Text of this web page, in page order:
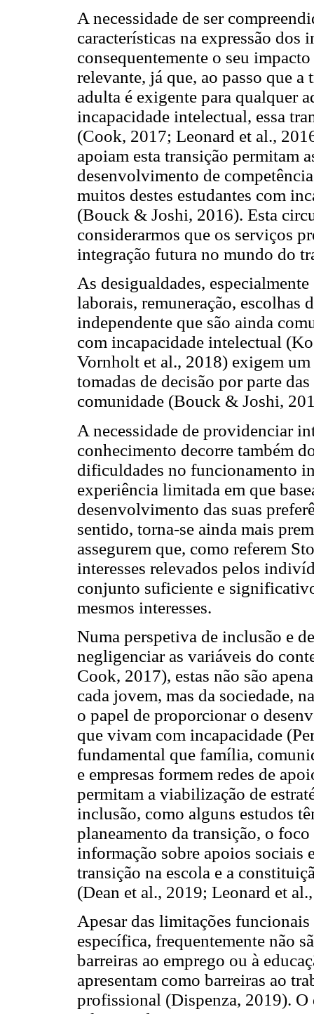
A necessidade de ser
características na expressão dos
consequentemente o seu
relevante, já que, ao passo que
adulta é exigente para qualquer
incapacidade intelectual, essa
(Cook, 2017; Leonard et al.,
apoiam esta transição permitam
desenvolvimento de
muitos destes estudantes com
(Bouck & Joshi, 2016). Esta
considerarmos que os serviços
integração futura no mundo do
As desigualdades,
laborais, remuneração, escolhas
independente que são ainda
com incapacidade intelectual
Vornholt et al., 2018) exigem
tomadas de decisão por parte
comunidade (Bouck & Joshi,
A necessidade de providenciar
conhecimento decorre também
dificuldades no funcionamento
experiência limitada em que
desenvolvimento das suas
sentido, torna-se ainda mais
assegurem que, como referem
interesses relevados pelos
conjunto suficiente e
mesmos interesses.
Numa perspetiva de inclusão e
negligenciar as variáveis do
Cook, 2017), estas não são
cada jovem, mas da sociedade,
o papel de proporcionar o
que vivam com incapacidade
fundamental que família,
e empresas formem redes de
permitam a viabilização de
inclusão, como alguns estudos
planeamento da transição, o
informação sobre apoios sociais
transição na escola e a
(Dean et al., 2019; Leonard et
Apesar das limitações
específica, frequentemente não
barreiras ao emprego ou à
apresentam como barreiras ao
profissional (Dispenza, 2019). O